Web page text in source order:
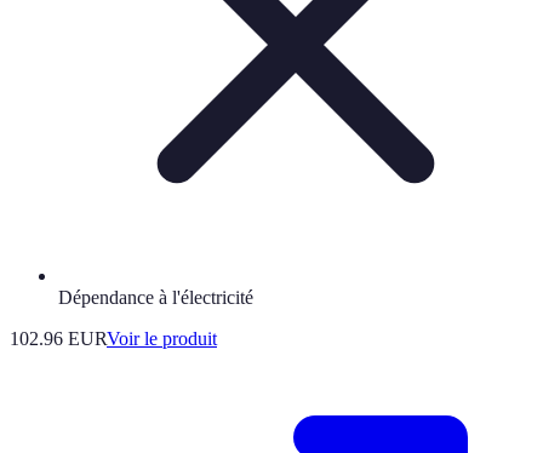
Dépendance à l'électricité
102.96 EURVoir le produit